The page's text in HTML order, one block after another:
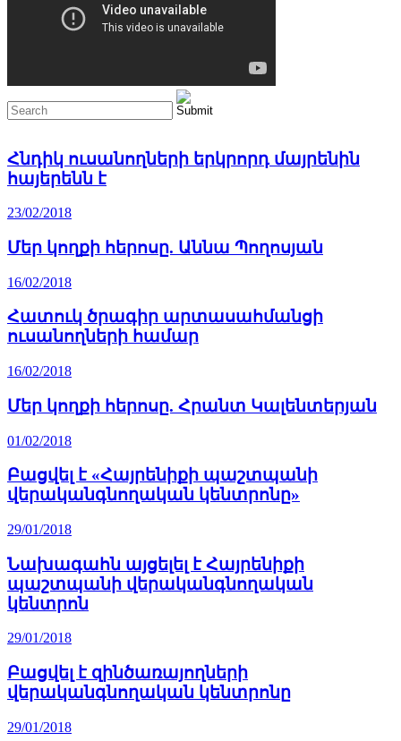
Հնդիկ ուսանողների երկրորդ մայրենին
հայերենն է
23/02/2018
Մեր կողքի հերոսը. Աննա Պողոսյան
16/02/2018
Հատուկ ծրագիր արտասահմանցի
ուսանողների համար
16/02/2018
Մեր կողքի հերոսը. Հրանտ Կալենտերյան
01/02/2018
Բացվել է «Հայրենիքի պաշտպանի
վերականգնողական կենտրոնը»
29/01/2018
Նախագահն այցելել է Հայրենիքի
պաշտպանի վերականգնողական
կենտրոն
29/01/2018
Բացվել է զինծառայողների
վերականգնողական կենտրոնը
29/01/2018